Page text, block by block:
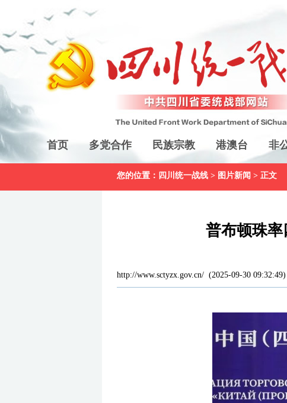
首页 多党合作 民族宗教 港澳台 非
您的位置： 四川统一战线 > 图片新闻 > 正文
普布顿珠
http://www.sctyzx.gov.cn/ (2025-09-30 09:32:49)